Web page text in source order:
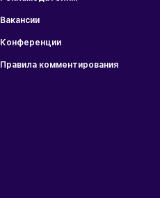
Вакансии
Конференции
Правила комментирования